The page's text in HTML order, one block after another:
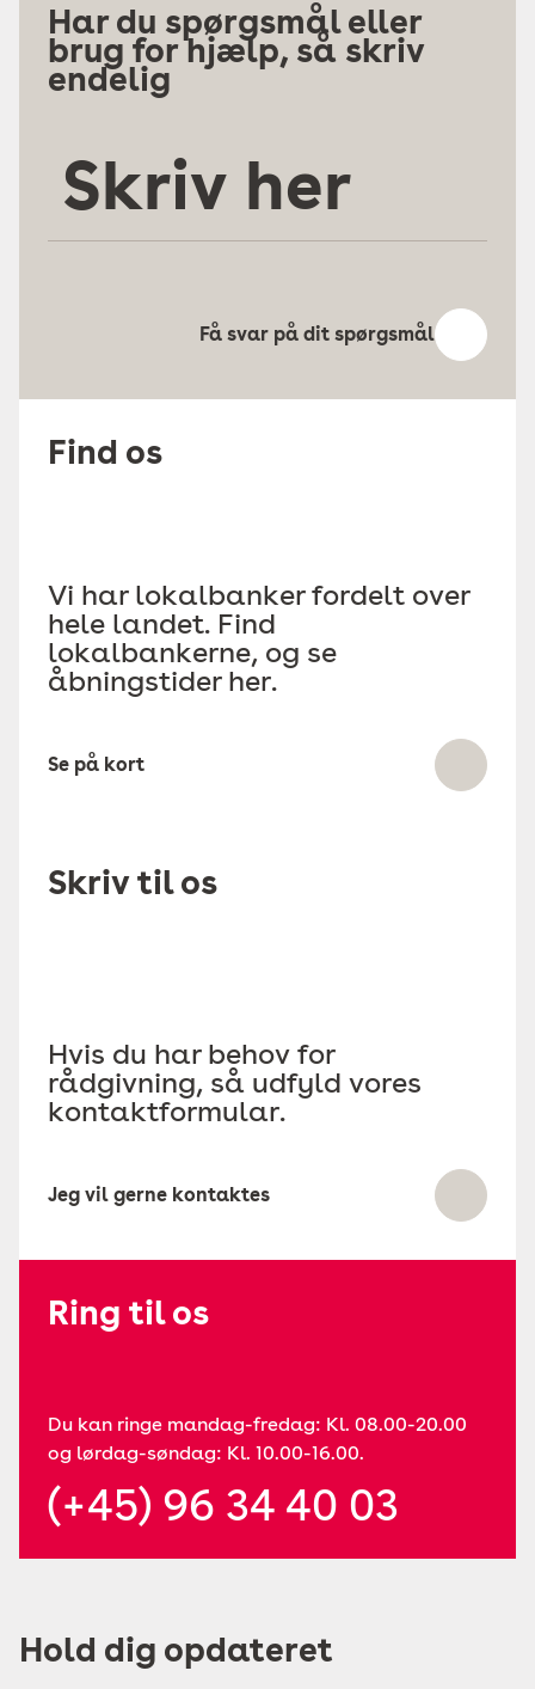
Har du spørgsmål eller
brug for hjælp, så skriv
endelig
her
Få svar på dit spørgsmål
Find os
Vi har lokalbanker fordelt over
hele landet. Find
lokalbankerne, og se
åbningstider her.
Se på kort
Skriv til os
Hvis du har behov for
rådgivning, så udfyld vores
kontaktformular.
Jeg vil gerne kontaktes
Ring til os
Du kan ringe mandag-fredag: Kl. 08.00-20.00
og lørdag-søndag: Kl. 10.00-16.00.
(+45) 96 34 40 03
Hold dig opdateret